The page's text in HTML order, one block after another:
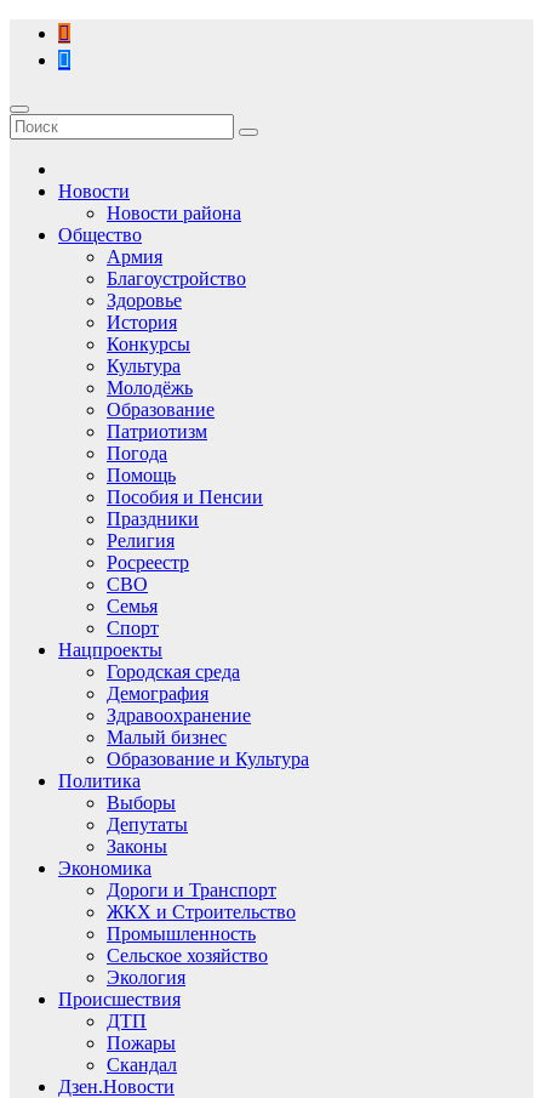
Перейти
содержимому
Новости
Новости района
Общество
Армия
Благоустройство
Здоровье
История
Конкурсы
Культура
Молодёжь
Образование
Патриотизм
Погода
Помощь
Пособия и Пенсии
Праздники
Религия
Росреестр
СВО
Семья
Спорт
Нацпроекты
Городская среда
Демография
Здравоохранение
Малый бизнес
Образование и Культура
Политика
Выборы
Депутаты
Законы
Экономика
Дороги и Транспорт
ЖКХ и Строительство
Промышленность
Сельское хозяйство
Экология
Происшествия
ДТП
Пожары
Скандал
Дзен.Новости